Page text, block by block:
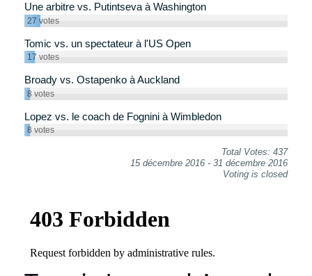
Une arbitre vs. Putintseva à Washington
27 votes
Tomic vs. un spectateur à l'US Open
17 votes
Broady vs. Ostapenko à Auckland
8 votes
Lopez vs. le coach de Fognini à Wimbledon
8 votes
Total Votes: 437
15 décembre 2016 - 31 décembre 2016
Voting is closed